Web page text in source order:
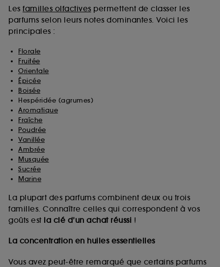
Les familles olfactives permettent de classer les
parfums selon leurs notes dominantes. Voici les
principales :
Florale
Fruitée
Orientale
Épicée
Boisée
Hespéridée (agrumes)
Aromatique
Fraîche
Poudrée
Vanillée
Ambrée
Musquée
Sucrée
Marine
La plupart des parfums combinent deux ou trois
familles. Connaître celles qui correspondent à vos
goûts est la clé d’un achat réussi !
La concentration en huiles essentielles
Vous avez peut-être remarqué que certains parfums
sur "continuer sans accepter". Voous pouvez à tout
moment choisir de retirer votrte consentement. Si vous
souhaitez obtenir plus d'information sur les cookies
utilisés, cliquez